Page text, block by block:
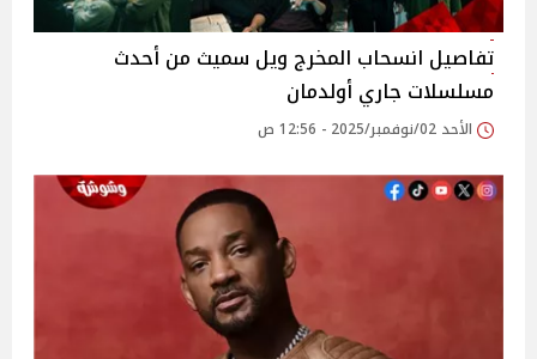
تفاصيل انسحاب المخرج ويل سميث من أحدث
مسلسلات جاري أولدمان
الأحد 02/نوفمبر/2025 - 12:56 ص